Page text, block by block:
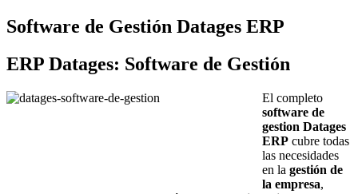
Software de Gestión Datages ERP
ERP Datages: Software de Gestión
El completo
software de
gestion Datages
ERP cubre todas
las necesidades
en la gestión de
la empresa,